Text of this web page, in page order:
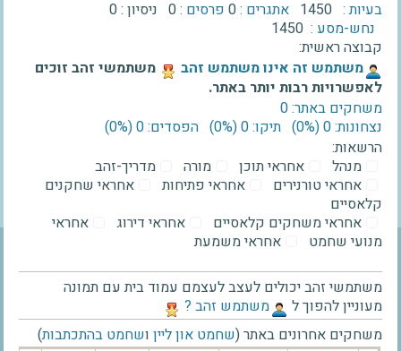
בעיות : 1450 אתגרים :0 פרסים :0 ניסיון :0
נחש-מסע : 1450
קבוצה ראשית:
‫משתמש זה אינו משתמש זהב‬
משתמשי זהב זוכים
לאפשרויות רבות יותר באתר.
משחקים באתר: 0
נצחונות: 0 ‫(0%)‬
תיקו: 0 ‫(0%)‬
הפסדים: 0 ‫(0%)‬
הרשאות:
מנהל
אחראי תוכן מורה
מדריך-זהב
אחראי טורנירים
אחראי פתיחות
אחראי שחקנים
קלאסיים
אחראי משחקים קלאסיים
אחראי דירוג
אחראי
מנועי שחמט
אחראי משמעת
משתמשי זהב יכולים לעצב לעצמם עמוד בית עם תמונה
מעוניין להפוך ל
‫משתמש זהב ?‬
משחקים אחרונים באתר (שחמט און ליין ושחמט בהתכתבות)